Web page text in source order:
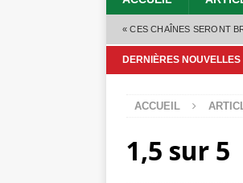
« CES CHAÎNES SERONT
DERNIÈRES NOUVELLES
ACCUEIL
1,5 sur 5